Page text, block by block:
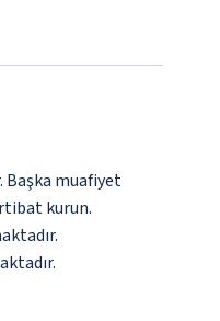
Başka muafiyet
kurun.